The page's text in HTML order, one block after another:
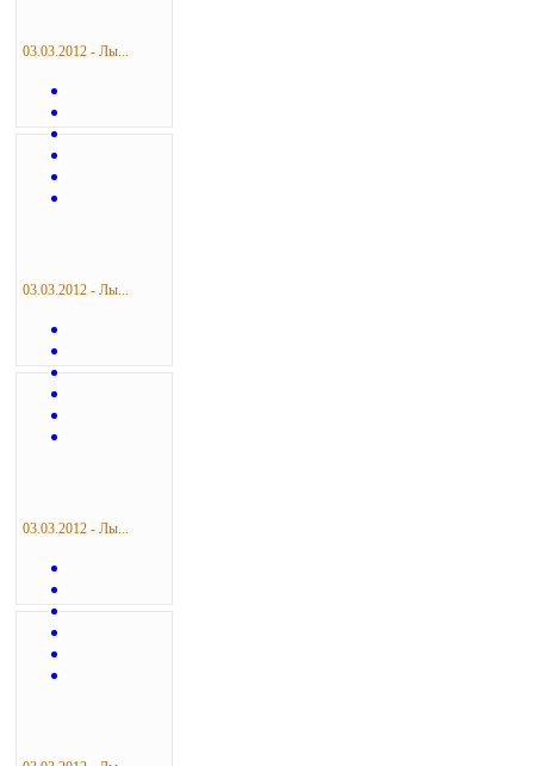
03.03.2012 - Лы...
03.03.2012 - Лы...
03.03.2012 - Лы...